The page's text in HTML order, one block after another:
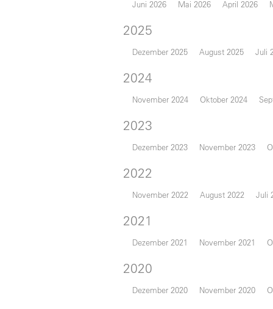
Juni 2026 Mai 2026 April 2026
2025
Dezember 2025 August 2025 Juli
2024
November 2024 Oktober 2024
2023
Dezember 2023 November 2023
2022
November 2022 August 2022 Juli
2021
Dezember 2021 November 2021
2020
Dezember 2020 November 2020